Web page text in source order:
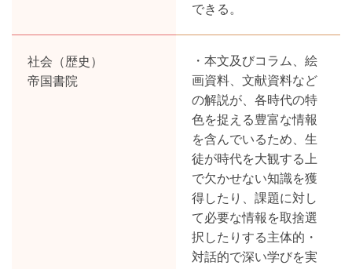
できる。
社会（歴史）
帝国書院
・本文及びコラム、絵
画資料、文献資料など
の解説が、各時代の特
色を捉える豊富な情報
を含んでいるため、生
徒が時代を大観する上
で欠かせない知識を獲
得したり、課題に対し
て必要な情報を取捨選
択したりする主体的・
対話的で深い学びを実